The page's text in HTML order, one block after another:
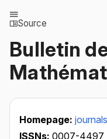
Source
Bulletin
Homepage:
ISSNs: 0007-4497,